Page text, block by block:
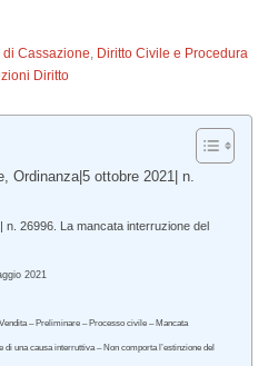
di Cassazione, Diritto Civile e Procedura
Diritto
Ordinanza|5 ottobre 2021| n.
n. 26996. La mancata interruzione del
2021
– Preliminare – Processo civile – Mancata
di una causa interruttiva – Non comporta l’estinzione del